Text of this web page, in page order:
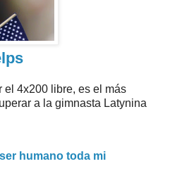
el 4x200 libre, es el más
a la gimnasta Latynina
humano toda mi